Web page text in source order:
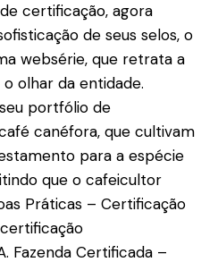
certificação, agora
de seus selos, o
websérie, que retrata a
olhar da entidade.
seu portfólio de
canéfora, que cultivam
para a espécie
que o cafeicultor
Práticas – Certificação
Fazenda Certificada –